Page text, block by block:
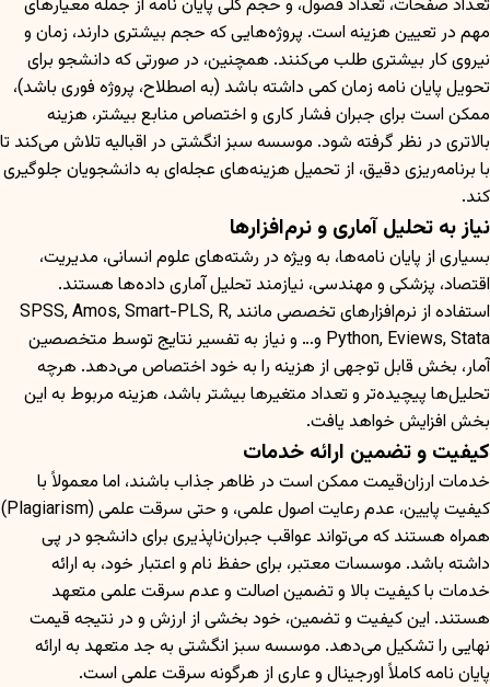
تعداد صفحات، تعداد فصول، و حجم کلی پایان نامه از جمله معیارهای
مهم در تعیین هزینه است. پروژه‌هایی که حجم بیشتری دارند، زمان و
نیروی کار بیشتری طلب می‌کنند. همچنین، در صورتی که دانشجو برای
تحویل پایان نامه زمان کمی داشته باشد (به اصطلاح، پروژه فوری باشد)،
ممکن است برای جبران فشار کاری و اختصاص منابع بیشتر، هزینه
بالاتری در نظر گرفته شود. موسسه سبز انگشتی در اقبالیه تلاش می‌کند تا
با برنامه‌ریزی دقیق، از تحمیل هزینه‌های عجله‌ای به دانشجویان جلوگیری
کند.
نیاز به تحلیل آماری و نرم‌افزارها
بسیاری از پایان نامه‌ها، به ویژه در رشته‌های علوم انسانی، مدیریت،
اقتصاد، پزشکی و مهندسی، نیازمند تحلیل آماری داده‌ها هستند.
استفاده از نرم‌افزارهای تخصصی مانند SPSS, Amos, Smart-PLS, R,
Python, Eviews, Stata و… و نیاز به تفسیر نتایج توسط متخصصین
آمار، بخش قابل توجهی از هزینه را به خود اختصاص می‌دهد. هرچه
تحلیل‌ها پیچیده‌تر و تعداد متغیرها بیشتر باشد، هزینه مربوط به این
بخش افزایش خواهد یافت.
کیفیت و تضمین ارائه خدمات
خدمات ارزان‌قیمت ممکن است در ظاهر جذاب باشند، اما معمولاً با
کیفیت پایین، عدم رعایت اصول علمی، و حتی سرقت علمی (Plagiarism)
همراه هستند که می‌تواند عواقب جبران‌ناپذیری برای دانشجو در پی
داشته باشد. موسسات معتبر، برای حفظ نام و اعتبار خود، به ارائه
خدمات با کیفیت بالا و تضمین اصالت و عدم سرقت علمی متعهد
هستند. این کیفیت و تضمین، خود بخشی از ارزش و در نتیجه قیمت
نهایی را تشکیل می‌دهد. موسسه سبز انگشتی به جد متعهد به ارائه
پایان نامه کاملاً اورجینال و عاری از هرگونه سرقت علمی است.